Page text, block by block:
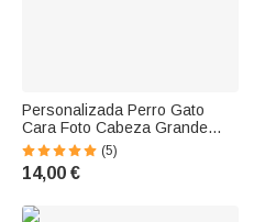
Personalizada Perro Gato
Cara Foto Cabeza Grande
Máscara Palo Photo Booth
Prop Mascota Boda Fiesta
Regalo para los dueños de
(5)
14,00 €